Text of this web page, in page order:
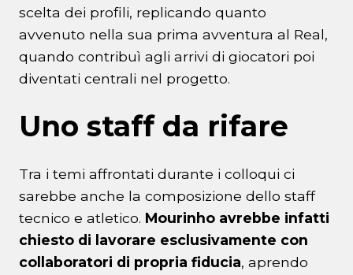
scelta dei profili, replicando quanto
avvenuto nella sua prima avventura al Real,
quando contribuì agli arrivi di giocatori poi
diventati centrali nel progetto.
Uno staff da rifare
Tra i temi affrontati durante i colloqui ci
sarebbe anche la composizione dello staff
tecnico e atletico. Mourinho avrebbe infatti
chiesto di lavorare esclusivamente con
collaboratori di propria fiducia, aprendo